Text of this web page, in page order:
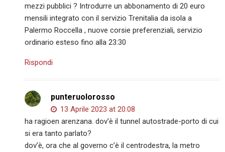
mezzi pubblici ? Introdurre un abbonamento di 20 euro
mensili integrato con il servizio Trenitalia da isola a
Palermo Roccella , nuove corsie preferenziali, servizio
ordinario esteso fino alla 23:30
Rispondi
punteruolorosso
13 Aprile 2023 at 20:08
ha ragioen arenzana. dov’è il tunnel autostrade-porto di cui
si era tanto parlato?
dov’è, ora che al governo c’è il centrodestra, la metro